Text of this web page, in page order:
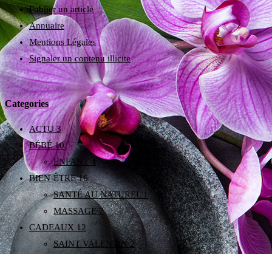
Publier un article
Annuaire
Mentions Légales
Signaler un contenu illicite
Categories
ACTU3
BÉBÉ10
ENFANT4
BIEN-ÊTRE16
SANTÉ AU NATUREL1
MASSAGE 7
CADEAUX 12
SAINT VALENTIN2